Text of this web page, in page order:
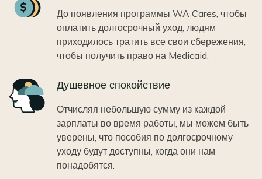
До появления программы WA Cares, чтобы
оплатить долгосрочный уход, людям
приходилось тратить все свои сбережения,
чтобы получить право на Medicaid.
Icon Душевное спокойствие
Отчисляя небольшую сумму из каждой
зарплаты во время работы, мы можем быть
уверены, что пособия по долгосрочному
уходу будут доступны, когда они нам
понадобятся.